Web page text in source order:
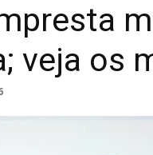
veja os